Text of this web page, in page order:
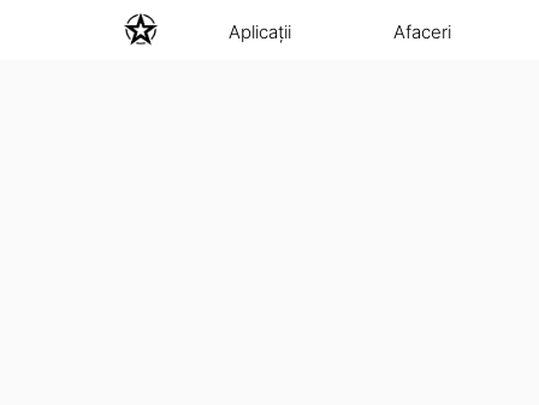
Aplicații Afaceri